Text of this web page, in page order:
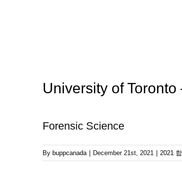
University of
Forensic Science
By buppcanada December 21st, 2021 2021